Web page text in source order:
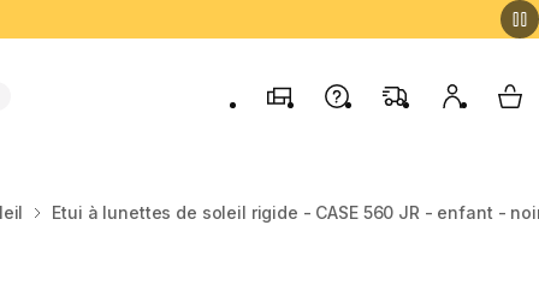
MagasinsContactez-nous
FAQ Mon My
Etui à lunettes de soleil rigide - CASE 560 JR - enfant -